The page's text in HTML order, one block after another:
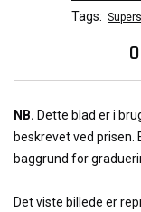
Tags:
NB. Dette blad er i
beskrevet ved
baggrund for
Det viste billede er